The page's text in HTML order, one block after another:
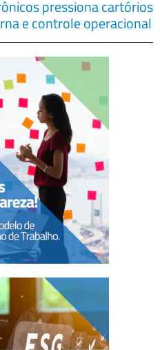
pressiona cartórios
e controle operacional